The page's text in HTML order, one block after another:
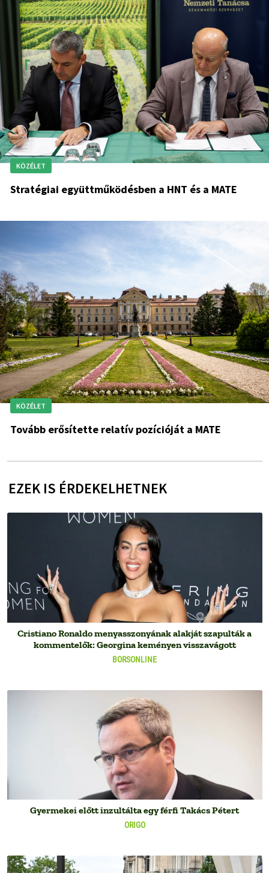
KÖZÉLET
Stratégiai együttműködésben a HNT és a MATE
KÖZÉLET
Tovább erősítette relatív pozícióját a MATE
EZEK IS ÉRDEKELHETNEK
BORSONLINE
Cristiano Ronaldo menyasszonyának alakját szapulták a
kommentelők: Georgina keményen visszavágott
ORIGO
Gyermekei előtt inzultálta egy férfi Takács Pétert